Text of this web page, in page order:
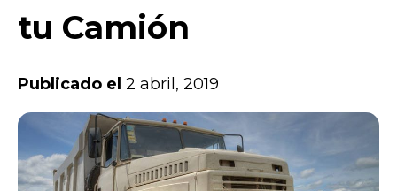
tu Camión
Publicado el 2 abril, 2019